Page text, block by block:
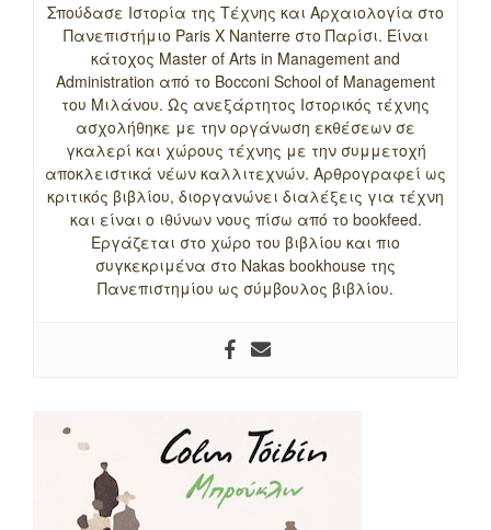
Σπούδασε Ιστορία της Τέχνης και Αρχαιολογία στο
Πανεπιστήμιο Paris X Nanterre στο Παρίσι. Είναι
κάτοχος Master of Arts in Management and
Administration από το Bocconi School of Management
του Μιλάνου. Ως ανεξάρτητος Ιστορικός τέχνης
ασχολήθηκε με την οργάνωση εκθέσεων σε
γκαλερί και χώρους τέχνης με την συμμετοχή
αποκλειστικά νέων καλλιτεχνών. Αρθρογραφεί ως
κριτικός βιβλίου, διοργανώνει διαλέξεις για τέχνη
και είναι ο ιθύνων νους πίσω από το bookfeed.
Εργάζεται στο χώρο του βιβλίου και πιο
συγκεκριμένα στο Nakas bookhouse της
Πανεπιστημίου ως σύμβουλος βιβλίου.